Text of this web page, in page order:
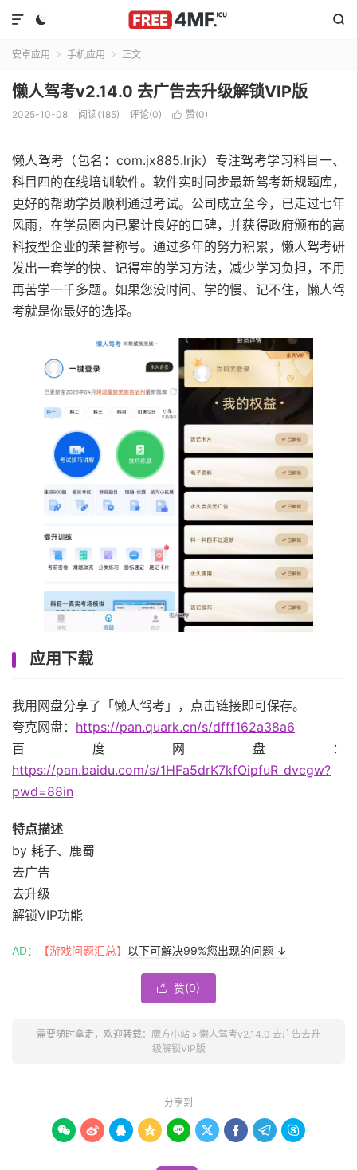
 

安卓应用  手机应用  正文
懒人驾考v2.14.0 去广告去升级解锁VIP版
2025-10-08 阅读(185) 评论(0)  赞(0)
懒人驾考（包名：com.jx885.lrjk）专注驾考学习科目一、
科目四的在线培训软件。软件实时同步最新驾考新规题库，
更好的帮助学员顺利通过考试。公司成立至今，已走过七年
风雨，在学员圈内已累计良好的口碑，并获得政府颁布的高
科技型企业的荣誉称号。通过多年的努力积累，懒人驾考研
发出一套学的快、记得牢的学习方法，减少学习负担，不用
再苦学一千多题。如果您没时间、学的慢、记不住，懒人驾
考就是你最好的选择。
应用下载
我用网盘分享了「懒人驾考」，点击链接即可保存。
夸克网盘： https://pan.quark.cn/s/dfff162a38a6
百度网盘：
https://pan.baidu.com/s/1HFa5drK7kfOipfuR_dvcgw?
pwd=88in
特点描述
by 耗子、鹿蜀
去广告
去升级
解锁VIP功能
AD： 【游戏问题汇总】 以下可解决99%您出现的问题 ↓
 赞(0)
需要随时拿走，欢迎转载： 魔方小站 » 懒人驾考v2.14.0 去广告去升
级解锁VIP版
分享到
        